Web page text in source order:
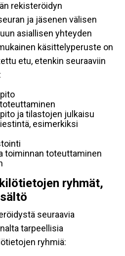
rekisteröidyn
ja jäsenen välisen
asiallisen yhteyden
käsittelyperuste on
etu, etenkin seuraaviin
ja tilastojen julkaisu
esimerkiksi
toiminnan toteuttaminen
ryhmät,
seuraavia
tarpeellisia
ryhmiä: